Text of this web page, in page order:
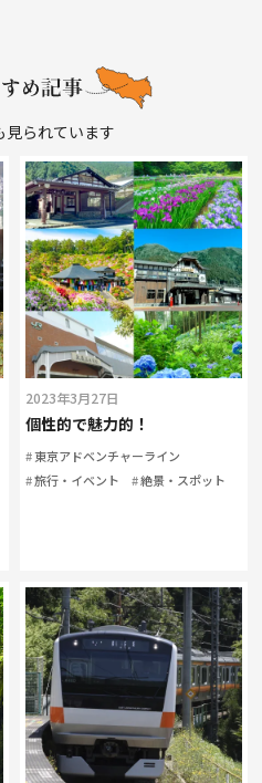
見られています
2023年3月27日
個性的で魅力的！
東京アドベンチャーライン
旅行・イベント
絶景・スポット